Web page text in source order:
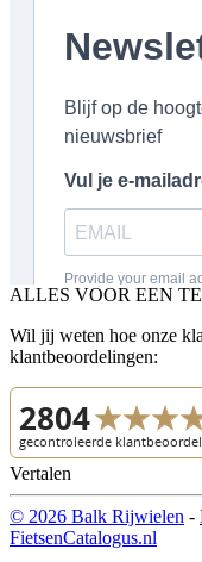
ALLES VOOR EEN
Wil jij weten hoe onze
klantbeoordelingen:
Vertalen
© 2026 Balk Rijwielen -
FietsenCatalogus.nl